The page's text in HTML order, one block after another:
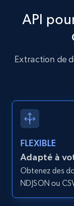
12.1K+
Zillow
Discover by
type and
Zpid, City,
and more.
API
Extraction de
FLEXIBLE
Adapté à
Obtenez des
NDJSON ou